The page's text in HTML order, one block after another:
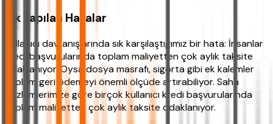
Sık Yapılan Hatalar
Kullanıcı davranışlarında sık karşılaştığımız bir hata: İnsanlar
kredi başvurularında toplam maliyetten çok aylık taksite
odaklanıyor. Oysa dosya masrafı, sigorta gibi ek kalemler
toplam geri ödemeyi önemli ölçüde artırabiliyor. Saha
gözlemlerimize göre birçok kullanıcı kredi başvurularında
toplam maliyetten çok aylık taksite odaklanıyor.